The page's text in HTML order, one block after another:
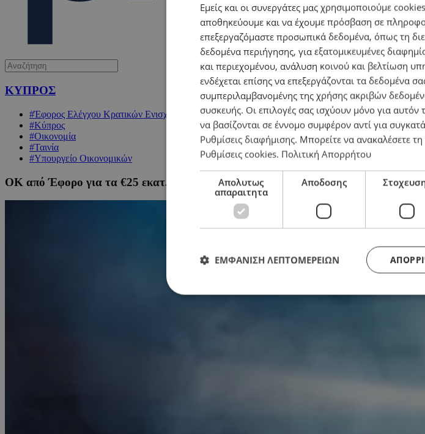
ΚΥΠΡΟΣ
#Έφορος Ελέγχου Κρατικών Ενισχύσεων
#Κύπρος
#Οικονομία
#Ταινία
#Υπουργείο Οικονομικών
ΟΚ από Έφορο για τα €25 εκατ. σε ταινίες που γυρίζονται στην Κύπρο
Εμείς και οι συνεργάτες μας χρησιμοποιούμε
αποθηκεύουμε και να έχουμε πρόσβαση σε
επεξεργαζόμαστε προσωπικά δεδομένα, όπως τη
δεδομένα περιήγησης, για εξατομικευμένες
και περιεχομένου, ανάλυση κοινού και βελτίωση
ενδέχεται επίσης να επεξεργάζονται τα δεδομένα
συμπεριλαμβανομένης της χρήσης ακριβών
συσκευής. Οι επιλογές σας ισχύουν μόνο για
να βασίζονται σε έννομο συμφέρον αντί για
Ρυθμίσεις διαφήμισης. Μπορείτε να ανακαλέσετε
Ρυθμίσεις cookies. Πολιτική Απορρήτου
Απολυτως
απαραιτητα
Αποδοσης
ΕΜΦΑΝΙΣΗ ΛΕΠΤΟΜΕΡΕΙΩΝ